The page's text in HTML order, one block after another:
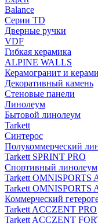
Balance
Серии TD
Дверные ручки
VDF
Гибкая керамика
ALPINE WALLS
Керамогранит и
Декоративный камень
Стеновые панели
Линолеум
Бытовой линолеум
Tarkett
Синтерос
Полукоммерческий
Tarkett SPRINT PRO
Спортивный линолеум
Tarkett OMNISPORTS
Tarkett OMNISPORTS
Коммерческий
Tarkett ACCZENT PRO
Tarkett ACCZENT